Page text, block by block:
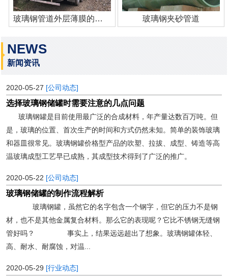
玻璃钢管道外层薄膜的作用 玻璃钢夹砂管道
NEWS
新闻资讯
2020-05-27 [公司动态]
选择玻璃钢储罐时需要注意的几点问题
玻璃钢罐是目前使用最广泛的合成材料，年产量达数百万吨。但
是，玻璃的位置、首次生产的时间和方式仍然未知。简单的装饰玻璃
和器皿很常见。玻璃钢罐价格型产品的吹塑、拉拔、成型、铸造等高
温玻璃成型工艺早已成熟，其成型技术得到了广泛的推广。
2020-05-22 [公司动态]
玻璃钢储罐的制作流程解析
玻璃钢罐，虽然它的名字包含一个钢字，但它的压力不是钢
材，也不是其他金属复合材料。那么它的表现呢？它比不锈钢无缝钢
管好吗？ 事实上，结果远远超出了想象。玻璃钢罐体轻、
高、耐水、耐腐蚀，对温...
2020-05-29 [行业动态]